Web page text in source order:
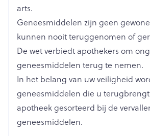
Diepte 15 mm
Hoeveelheid
Verpakking
4
Behoud Kamertemperatuur
arts.
Geneesmiddelen zijn geen
kunnen nooit teruggenomen of
De wet verbiedt apothekers om
geneesmiddelen terug te nemen.
In het belang van uw veiligheid
geneesmiddelen die u
apotheek gesorteerd bij de
geneesmiddelen.